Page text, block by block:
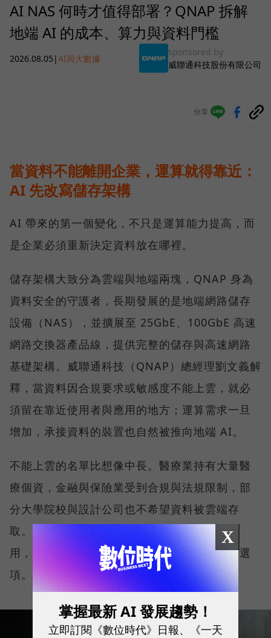
AI NAS 何時才值得部署？QNAP 拆解
地端 AI 的成本、算力與資料門檻
2026.08.05 |AI與大數據
sponsored by
威聯通科技股份有限公司
分享
當資料不能離開企業，運算就得靠近：
AI 先改寫儲存架構
AI 帶來的第一個變化，不只是運算能力提高，而
是企業必須重新決定資料放在哪裡。
儲存架構大致分為雲端與地端兩塊，QNAP 身為
資料安全的守護者，長期發展的是地端網路儲存
設備（NAS），並擴展至 25GbE、100GbE 高速
網路交換器產品線，提供完整的儲存與高速網路
基礎架構。威聯通科技（QNAP）總經理劉文義解
釋，當資料因合規要求或敏感度不能上雲，就必
須留在靠近使用者與應用的地方；運算需求一旦
增加，承接資料的裝置也自然被推向地端 AI。
不能上雲的名單比想像中長。醫療業持有大量醫
療個資，金融與保險業受到合規與法規限制，部
分大學院校與設計公司也不希望資料被雲端存
取。對這些組織而言，問題並不是雲端好不好
用，而是一開始就沒有把核心資料全面上雲的選
項。
X
掌握最新 AI 發展趨勢！
立即訂閱《數位時代》日報、《一天